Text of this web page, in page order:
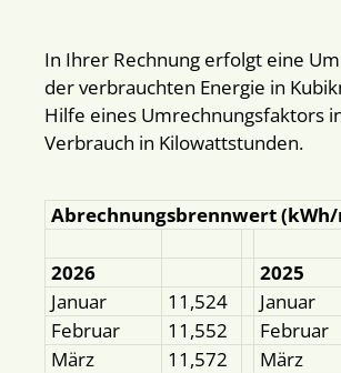
In Ihrer Rechnung erfolgt eine
der verbrauchten Energie in
Hilfe eines Umrechnungsfaktors
Verbrauch in Kilowattstunden.
Abrechnungsbrennwert (kWh/
2026
2025
Januar
11,524 Januar
Februar
11,552 Februar
März
11,572 März